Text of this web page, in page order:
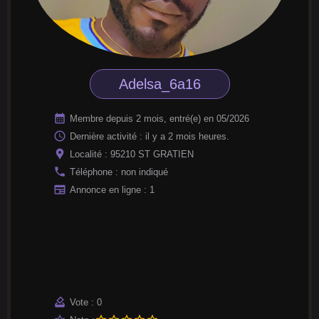
Adelsa_6a16
calendar_month Membre depuis 2 mois, entré(e) en 05/2026
access_time Dernière activité : il y a 2 mois heures.
location_pin Localité : 95210 ST GRATIEN
phone Téléphone : non indiqué
newspaper Annonce en ligne : 1
how_to_vote Vote : 0